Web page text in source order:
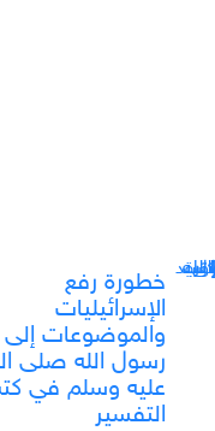
خطورة رفع
الإسرائيليات
والموضوعات إلى
رسول الله صلى
عليه وسلم في
التفسير